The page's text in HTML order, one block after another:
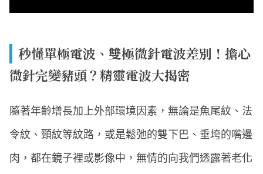
秒懂單極電波、雙極微針電波差別！擔心
微針完變豬頭？精靈電波大揭密
隨著年齡增長加上外部環境因素，無論是魚尾紋、法
令紋、頸紋等紋路，或是鬆弛的雙下巴、垂垮的嘴邊
肉，都在鏡子裡或影像中，無情的向我們透露著老化